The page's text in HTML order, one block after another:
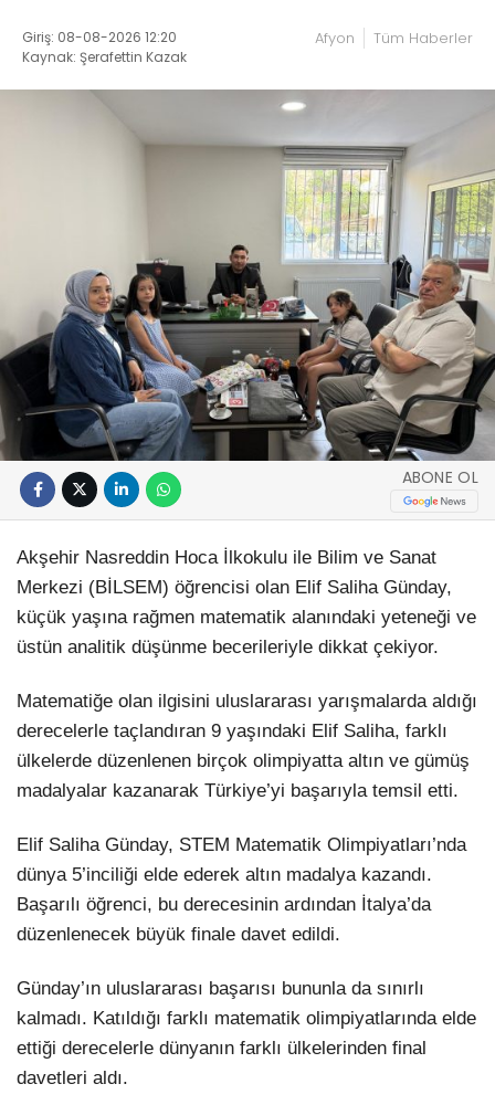
Giriş: 08-08-2026 12:20
Kaynak: Şerafettin Kazak
Afyon Tüm Haberler
ABONE OL
Akşehir Nasreddin Hoca İlkokulu ile Bilim ve Sanat
Merkezi (BİLSEM) öğrencisi olan Elif Saliha Günday,
küçük yaşına rağmen matematik alanındaki yeteneği ve
üstün analitik düşünme becerileriyle dikkat çekiyor.
Matematiğe olan ilgisini uluslararası yarışmalarda aldığı
derecelerle taçlandıran 9 yaşındaki Elif Saliha, farklı
ülkelerde düzenlenen birçok olimpiyatta altın ve gümüş
madalyalar kazanarak Türkiye’yi başarıyla temsil etti.
Elif Saliha Günday, STEM Matematik Olimpiyatları’nda
dünya 5’inciliği elde ederek altın madalya kazandı.
Başarılı öğrenci, bu derecesinin ardından İtalya’da
düzenlenecek büyük finale davet edildi.
Günday’ın uluslararası başarısı bununla da sınırlı
kalmadı. Katıldığı farklı matematik olimpiyatlarında elde
ettiği derecelerle dünyanın farklı ülkelerinden final
davetleri aldı.